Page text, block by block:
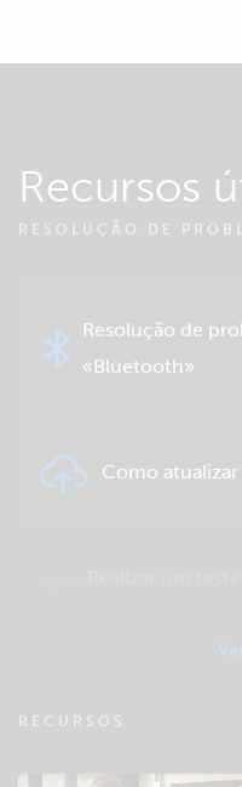
Recursos
RESOLUÇÃO DE
Resolução de
«Bluetooth»
Como
VRM - FAQ
RECURSOS